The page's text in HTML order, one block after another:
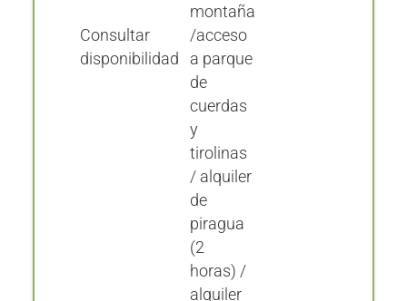
Consultar
disponibilidad
montaña
/acceso
a parque
de
cuerdas
y
tirolinas
/ alquiler
de
piragua
(2
horas) /
alquiler